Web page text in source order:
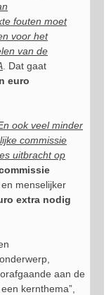
fouten moet
voor het
van de
. Dat gaat
euro
ook veel minder
commissie
uitbracht op
menselijker
extra nodig
aan de
kernthema”,